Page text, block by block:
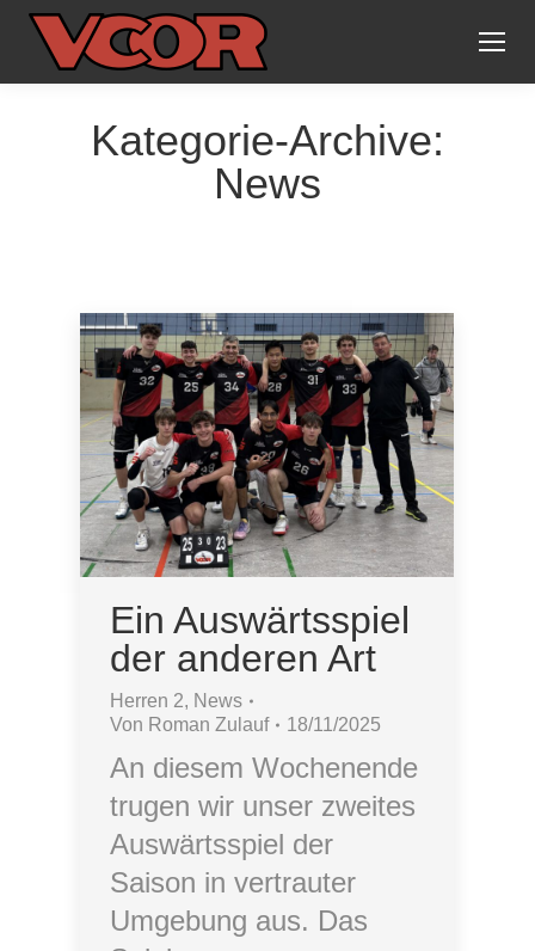
Kategorie-Archive:
News
Ein Auswärtsspiel
der anderen Art
Herren 2, News
Von Roman Zulauf 18/11/2025
An diesem Wochenende
trugen wir unser zweites
Auswärtsspiel der
Saison in vertrauter
Umgebung aus. Das